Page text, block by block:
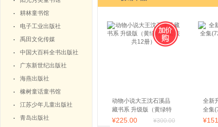
耕林童书馆
电子工业出版社
禹田文化传媒
中国大百科全书出版社
广东新世纪出版社
海燕出版社
橡树童话童书馆
江苏少年儿童出版社
青岛出版社
动物小说大王沈石溪品
藏书系 升级版（黄绿特
辑 套装共12册）
¥225 .00 ¥300.00
全新
全集
系列
¥